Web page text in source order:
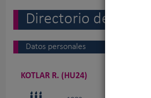
Directorio de jueces
Datos personales
KOTLAR R. (HU24)